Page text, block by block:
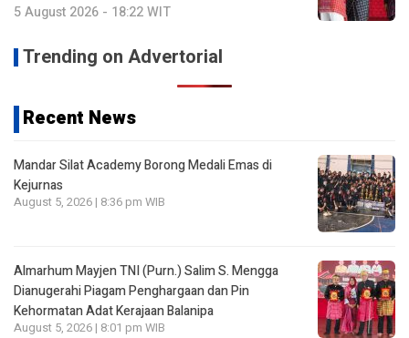
5 August 2026 - 18:22 WIT
Trending on Advertorial
Recent News
Mandar Silat Academy Borong Medali Emas di
Kejurnas
August 5, 2026 | 8:36 pm WIB
Almarhum Mayjen TNI (Purn.) Salim S. Mengga
Dianugerahi Piagam Penghargaan dan Pin
Kehormatan Adat Kerajaan Balanipa
August 5, 2026 | 8:01 pm WIB